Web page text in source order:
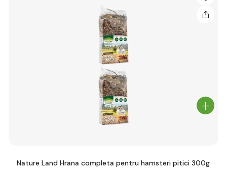
Nature Land Hrana completa pentru hamsteri pitici 300g